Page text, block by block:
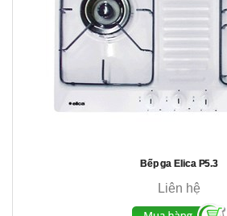
Bếp ga Elica P5.3
Liên hệ